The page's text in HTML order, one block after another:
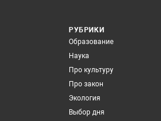
РУБРИКИ
Образование
Наука
Про культуру
Про закон
Экология
Выбор дня